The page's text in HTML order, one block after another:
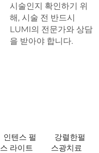
시술인지 확인하기 위
해, 시술 전 반드시
LUMI의 전문가와 상담
을 받아야 합니다.
인텐스 펄
스 라이트
강렬한펄
스광치료